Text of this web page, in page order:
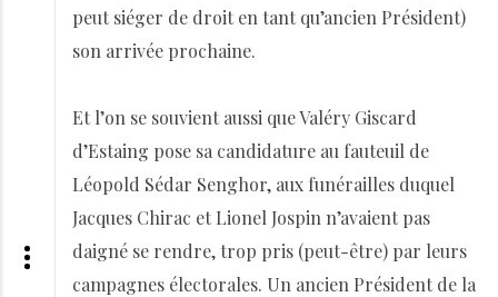
peut siéger de droit en tant qu’ancien Président)
son arrivée prochaine.
Et l’on se souvient aussi que Valéry Giscard
d’Estaing pose sa candidature au fauteuil de
Léopold Sédar Senghor, aux funérailles duquel
Jacques Chirac et Lionel Jospin n’avaient pas
daigné se rendre, trop pris (peut-être) par leurs
campagnes électorales. Un ancien Président de la